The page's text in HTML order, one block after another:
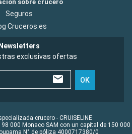
sobre crucero
Seguros
Cruceros.es
exclusivas ofertas
OK
crucero - CRUISELINE
000 Monaco SAM con un capital de 150 000
N° de póliza 4000717380/0